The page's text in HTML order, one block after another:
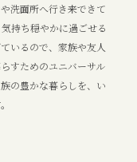
洗面所へ行き来できて
持ち穏やかに過ごせる
いるので、家族や友人
すためのユニバーサル
の豊かな暮らしを、い